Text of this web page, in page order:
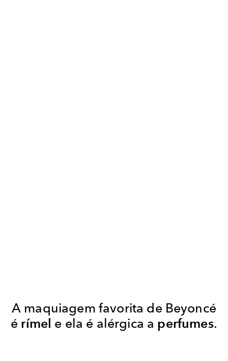
A maquiagem favorita de Beyoncé
é rímel e ela é alérgica a perfumes.